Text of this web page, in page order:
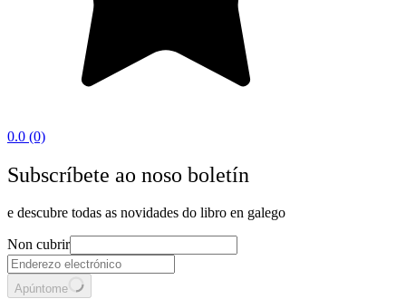
0.0 (0)
Subscríbete ao noso boletín
e descubre todas as novidades do libro en galego
Non cubrir
Apúntome